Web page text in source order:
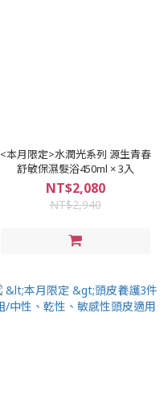
<本月限定>水潤光系列 源生青春
舒敏保濕髮浴450ml × 3入
NT$2,080
NT$2,940